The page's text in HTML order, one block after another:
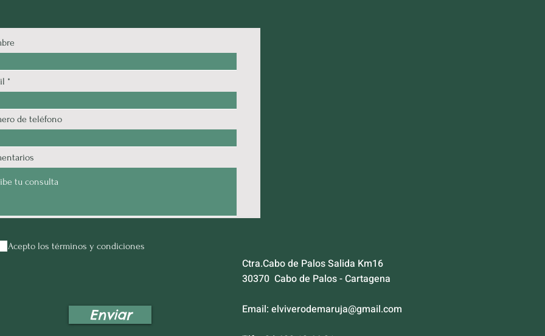
de teléfono
Acepto los términos y condiciones
Enviar
Ctra.Cabo de Palos Salida Km16
30370 Cabo de Palos - Cartagena
Email: elviverodemaruja@gmail.com